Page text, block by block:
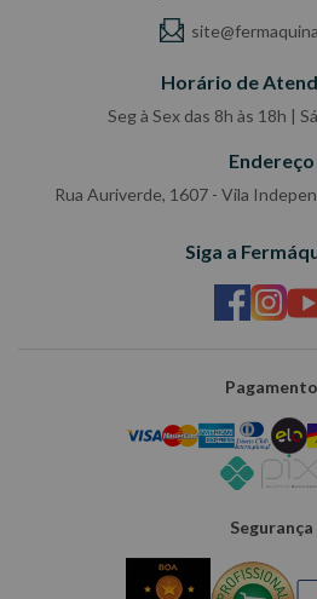
Horário de
Seg à Sex das 8h às 18h |
Endereço
Rua Auriverde, 1607 - Vila
Siga a
Pagamento
Segurança